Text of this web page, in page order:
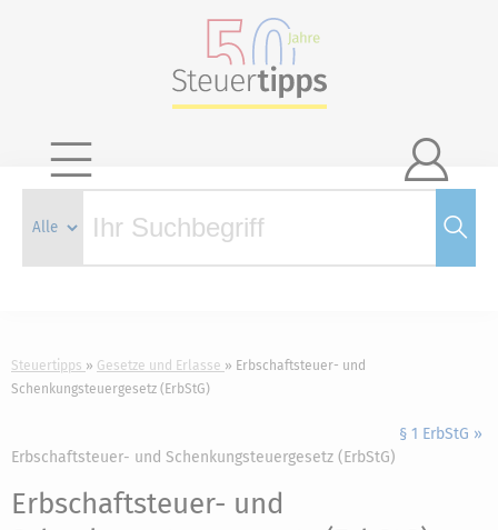

Steuertipps Gesetze und Erlasse
Erbschaftsteuer- und
Schenkungsteuergesetz (ErbStG)
§ 1 ErbStG »
Erbschaftsteuer- und Schenkungsteuergesetz (ErbStG)
Erbschaftsteuer- und